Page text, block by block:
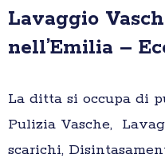
Lavaggio
nell’Emilia –
La ditta si occupa di
Pulizia Vasche,
scarichi,